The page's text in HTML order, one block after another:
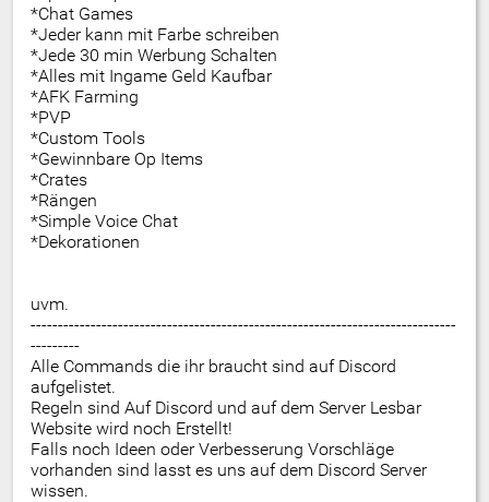
*Chat Games
*Jeder kann mit Farbe schreiben
*Jede 30 min Werbung Schalten
*Alles mit Ingame Geld Kaufbar
*AFK Farming
*PVP
*Custom Tools
*Gewinnbare Op Items
*Crates
*Rängen
*Simple Voice Chat
*Dekorationen
uvm.
------------------------------------------------------------------------------
---------
Alle Commands die ihr braucht sind auf Discord
aufgelistet.
Regeln sind Auf Discord und auf dem Server Lesbar
Website wird noch Erstellt!
Falls noch Ideen oder Verbesserung Vorschläge
vorhanden sind lasst es uns auf dem Discord Server
wissen.